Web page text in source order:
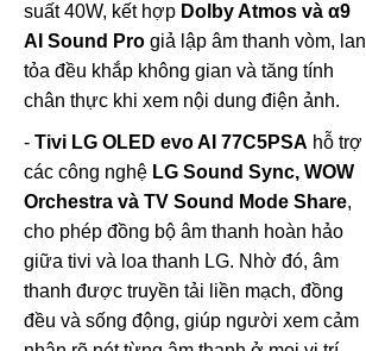
suất 40W, kết hợp Dolby Atmos và α9
AI Sound Pro giả lập âm thanh vòm, lan
tỏa đều khắp không gian và tăng tính
chân thực khi xem nội dung điện ảnh.
- Tivi LG OLED evo AI 77C5PSA hỗ trợ
các công nghệ LG Sound Sync, WOW
Orchestra và TV Sound Mode Share,
cho phép đồng bộ âm thanh hoàn hảo
giữa tivi và loa thanh LG. Nhờ đó, âm
thanh được truyền tải liền mạch, đồng
đều và sống động, giúp người xem cảm